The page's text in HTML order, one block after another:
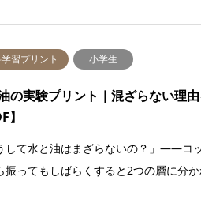
習プリント 小学生
の実験プリント｜混ざらない理
】
して水と油はまざらないの？」——コ
振ってもしばらくすると2つの層に分